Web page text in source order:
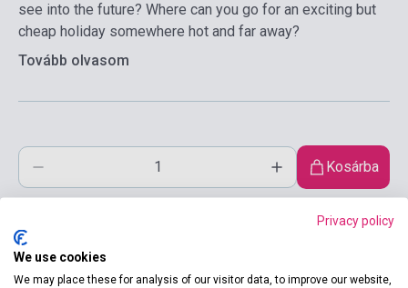
see into the future? Where can you go for an exciting but
cheap holiday somewhere hot and far away?
Tovább olvasom
Kosárba
Privacy policy
We use cookies
We may place these for analysis of our visitor data, to improve our website,